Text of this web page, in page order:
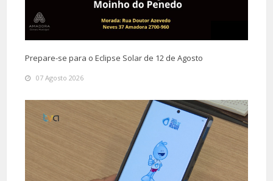
Prepare-se para o Eclipse Solar de 12 de Agosto
07 Agosto 2026